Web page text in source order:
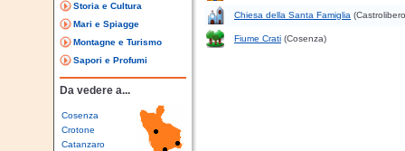
Storia e Cultura
Mari e Spiagge
Montagne e Turismo
Sapori e Profumi
Da vedere a...
Cosenza
Crotone
Catanzaro
Chiesa della Santa Famiglia
Fiume Crati (Cosenza)